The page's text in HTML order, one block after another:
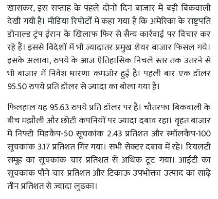
खासकर, इस सप्ताह के पहले दोनों दिन बाजार में बड़ी बिकवाली
देखी गयी है। मीडिया रिपोर्टों में कहा गया है कि अमेरिका के राष्ट्रपति
डोनाल्ड ट्रंप ईरान के खिलाफ फिर से सैन्य कार्रवाई पर विचार कर
रहे हैं। इससे विदेशों में भी ज्यादातर प्रमुख शेयर बाजार फिसल गये।
इसके अलावा, रुपये के आज ऐतिहासिक निचले स्तर तक उतरने से
भी बाजार में निवेश धारणा कमजोर हुई है। पहली बार एक डॉलर
95.50 रुपये प्रति डॉलर से ज्यादा का बोला गया है।
फिलहाल यह 95.63 रुपये प्रति डॉलर पर है। चौतरफा बिकवाली के
बीच मझौली और छोटी कंपनियों पर ज्यादा दबाव रहा। वृहत बाजार
में निफ्टी मिडकैप-50 सूचकांक 2.43 प्रतिशत और स्मॉलकैप-100
सूचकांक 3.17 प्रतिशत गिर गया। सभी सेक्टर दबाव में रहे। रियलटी
समूह का सूचकांक चार प्रतिशत से अधिक टूट गया। आईटी का
सूचकांक पौने चार प्रतिशत और टिकाऊ उपभोक्ता उत्पाद का साढ़े
तीन प्रतिशत से ज्यादा लुढ़का।